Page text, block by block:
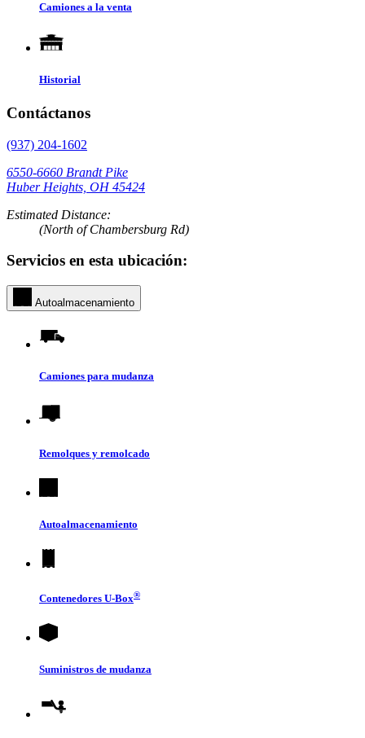
Camiones a la venta
Historial
Contáctanos
(937) 204-1602
6550-6660 Brandt Pike
Huber Heights, OH 45424
Estimated Distance:
(North of Chambersburg Rd)
Servicios en esta ubicación:
Autoalmacenamiento
Camiones para mudanza
Remolques y remolcado
Autoalmacenamiento
Contenedores U-Box®
Suministros de mudanza